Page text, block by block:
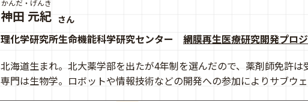
かんだ・げんき
神田 元紀 さん
理化学研究所生命機能科学研究センター 網膜再生医療研究開発プロ
北海道生まれ。北大薬学部を出たが4年制を選んだので、薬剤師免許は
専門は生物学。ロボットや情報技術などの開発への参加によりサブウ